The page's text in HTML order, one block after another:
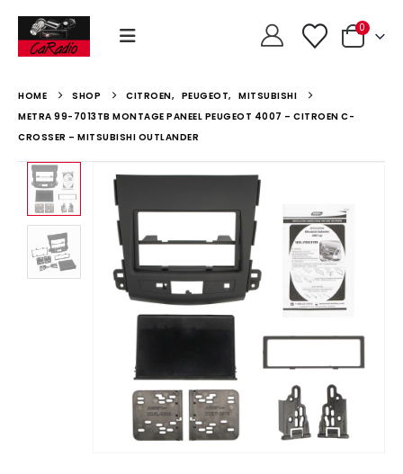
0
HOME SHOP CITROEN, PEUGEOT, MITSUBISHI
METRA 99-7013TB MONTAGE PANEEL PEUGEOT 4007 – CITROEN C-
CROSSER – MITSUBISHI OUTLANDER